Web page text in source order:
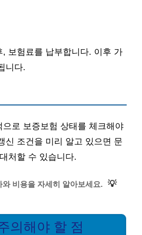
, 보험료를 납부합니다. 이후 가
니다.
로 보증보험 상태를 체크해야
신 조건을 미리 알고 있으면 문
처할 수 있습니다.
비용을 자세히 알아보세요. 💡
의해야 할 점